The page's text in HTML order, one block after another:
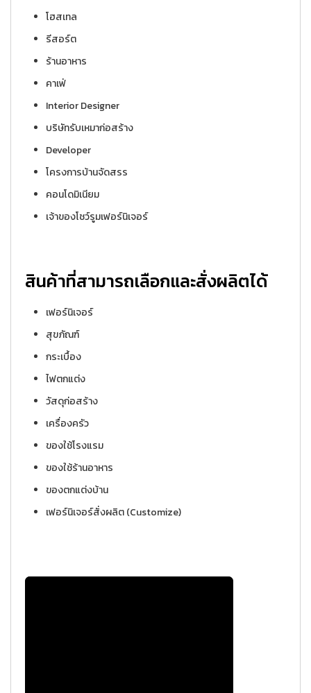
โฮสเทล
รีสอร์ต
ร้านอาหาร
คาเฟ่
Interior Designer
บริษัทรับเหมาก่อสร้าง
Developer
โครงการบ้านจัดสรร
คอนโดมิเนียม
เจ้าของโชว์รูมเฟอร์นิเจอร์
สินค้าที่สามารถเลือกและสั่งผลิตได้
เฟอร์นิเจอร์
สุขภัณฑ์
กระเบื้อง
ไฟตกแต่ง
วัสดุก่อสร้าง
เครื่องครัว
ของใช้โรงแรม
ของใช้ร้านอาหาร
ของตกแต่งบ้าน
เฟอร์นิเจอร์สั่งผลิต (Customize)